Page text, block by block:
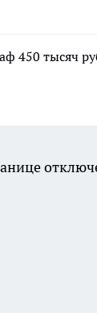
450 тысяч